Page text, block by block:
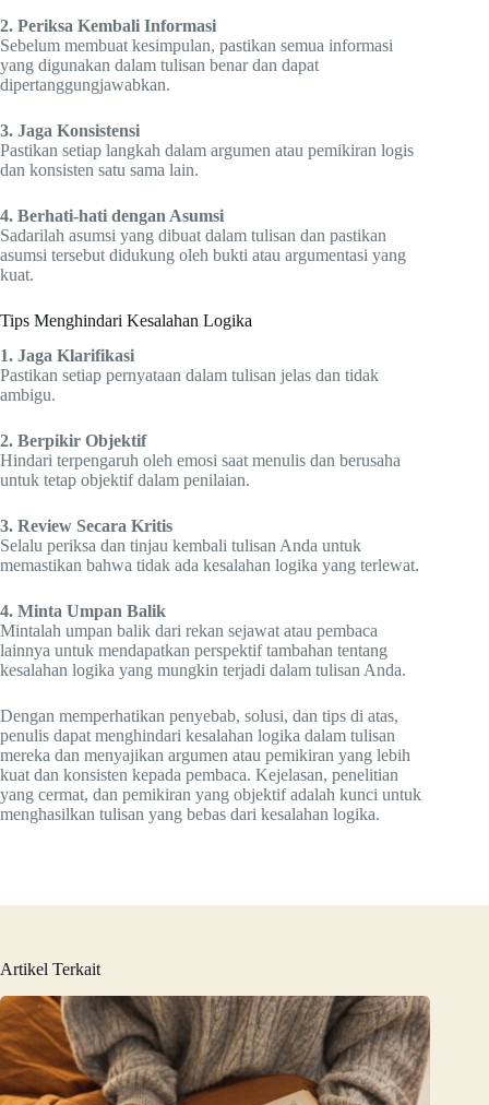
2. Periksa Kembali Informasi
Sebelum membuat kesimpulan, pastikan semua informasi
yang digunakan dalam tulisan benar dan dapat
dipertanggungjawabkan.
3. Jaga Konsistensi
Pastikan setiap langkah dalam argumen atau pemikiran logis
dan konsisten satu sama lain.
4. Berhati-hati dengan Asumsi
Sadarilah asumsi yang dibuat dalam tulisan dan pastikan
asumsi tersebut didukung oleh bukti atau argumentasi yang
kuat.
Tips Menghindari Kesalahan Logika
1. Jaga Klarifikasi
Pastikan setiap pernyataan dalam tulisan jelas dan tidak
ambigu.
2. Berpikir Objektif
Hindari terpengaruh oleh emosi saat menulis dan berusaha
untuk tetap objektif dalam penilaian.
3. Review Secara Kritis
Selalu periksa dan tinjau kembali tulisan Anda untuk
memastikan bahwa tidak ada kesalahan logika yang terlewat.
4. Minta Umpan Balik
Mintalah umpan balik dari rekan sejawat atau pembaca
lainnya untuk mendapatkan perspektif tambahan tentang
kesalahan logika yang mungkin terjadi dalam tulisan Anda.
Dengan memperhatikan penyebab, solusi, dan tips di atas,
penulis dapat menghindari kesalahan logika dalam tulisan
mereka dan menyajikan argumen atau pemikiran yang lebih
kuat dan konsisten kepada pembaca. Kejelasan, penelitian
yang cermat, dan pemikiran yang objektif adalah kunci untuk
menghasilkan tulisan yang bebas dari kesalahan logika.
Artikel Terkait